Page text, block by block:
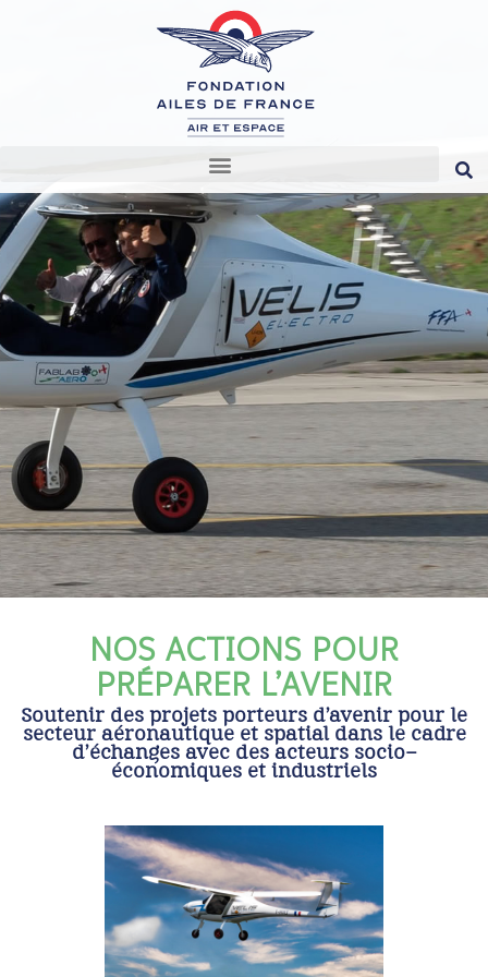
NOS ACTIONS POUR
PRÉPARER L’AVENIR
Soutenir des projets porteurs d’avenir pour le
secteur aéronautique et spatial dans le cadre
d’échanges avec des acteurs socio-
économiques et industriels